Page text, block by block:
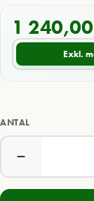
1 240,00
Exkl.
ANTAL